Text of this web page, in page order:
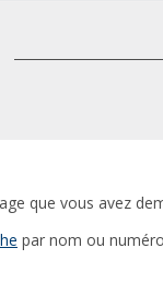
que vous avez
par nom ou